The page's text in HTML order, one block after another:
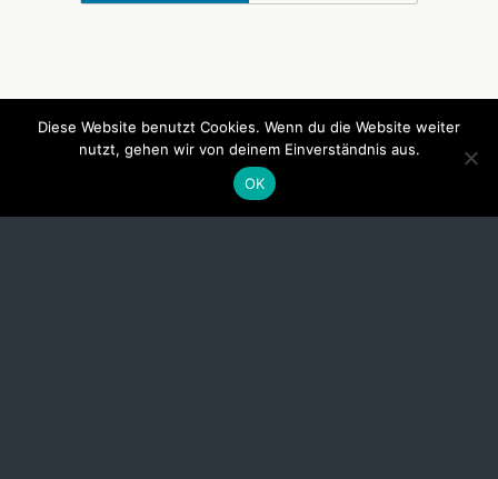
Diese Website benutzt Cookies. Wenn du die Website weiter
nutzt, gehen wir von deinem Einverständnis aus.
OK